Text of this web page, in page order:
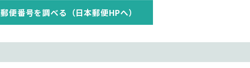
郵便番号を調べる（日本郵便HPへ）